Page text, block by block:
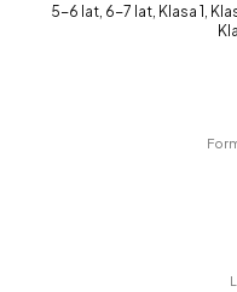
5-6 lat, 6-7 lat, Klasa 1,